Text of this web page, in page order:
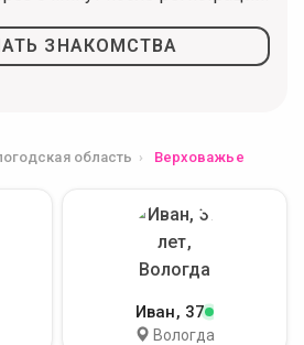
ЗНАКОМСТВА
область Верховажье
Иван, 37
Вологда